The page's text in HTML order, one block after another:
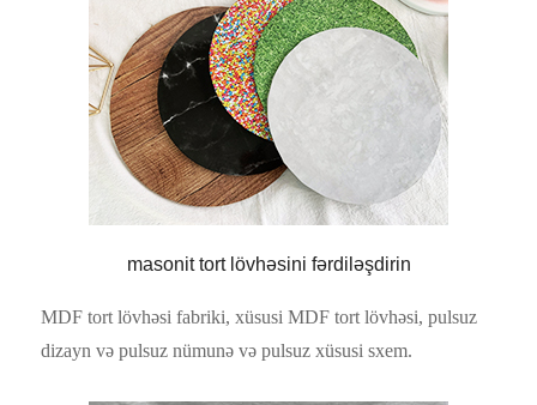
masonit tort lövhəsini fərdiləşdirin
MDF tort lövhəsi fabriki, xüsusi MDF tort lövhəsi, pulsuz
dizayn və pulsuz nümunə və pulsuz xüsusi sxem.